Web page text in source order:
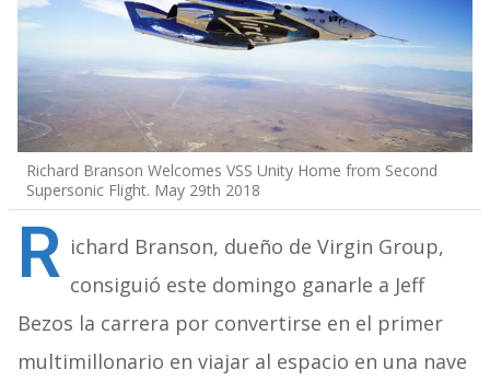
Richard Branson Welcomes VSS Unity Home from Second
Supersonic Flight. May 29th 2018
R ichard Branson, dueño de Virgin Group,
consiguió este domingo ganarle a Jeff
Bezos la carrera por convertirse en el primer
multimillonario en viajar al espacio en una nave